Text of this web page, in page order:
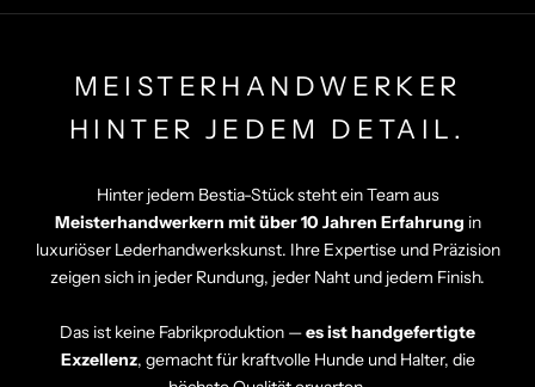
MEISTERHANDWERKER
HINTER JEDEM DETAIL.
Hinter jedem Bestia-Stück steht ein Team aus
Meisterhandwerkern mit über 10 Jahren Erfahrung in
luxuriöser Lederhandwerkskunst. Ihre Expertise und Präzision
zeigen sich in jeder Rundung, jeder Naht und jedem Finish.
Das ist keine Fabrikproduktion —es ist handgefertigte
Exzellenz, gemacht für kraftvolle Hunde und Halter, die